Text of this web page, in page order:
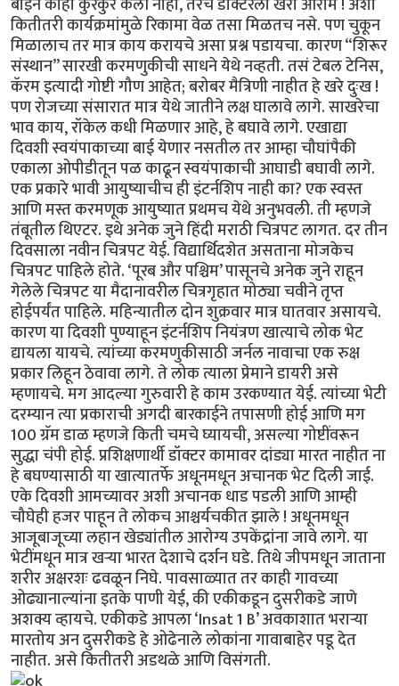
कितीतरी कार्यक्रमांमुळे रिकामा वेळ तसा मिळतच नसे. पण चुकून
मिळालाच तर मात्र काय करायचे असा प्रश्न पडायचा. कारण “शिरूर
संस्थान” सारखी करमणुकीची साधने येथे नव्हती. तसं टेबल टेनिस,
कॅरम इत्यादी गोष्टी गौण आहेत; बरोबर मैत्रिणी नाहीत हे खरे दुःख !
पण रोजच्या संसारात मात्र येथे जातीने लक्ष घालावे लागे. साखरेचा
भाव काय, रॉकेल कधी मिळणार आहे, हे बघावे लागे. एखाद्या
दिवशी स्वयंपाकाच्या बाई येणार नसतील तर आम्हा चौघांपैकी
एकाला ओपीडीतून पळ काढून स्वयंपाकाची आघाडी बघावी लागे.
एक प्रकारे भावी आयुष्याचीच ही इंटर्नशिप नाही का? एक स्वस्त
आणि मस्त करमणूक आयुष्यात प्रथमच येथे अनुभवली. ती म्हणजे
तंबूतील थिएटर. इथे अनेक जुने हिंदी मराठी चित्रपट लागत. दर तीन
दिवसाला नवीन चित्रपट येई. विद्यार्थिदशेत असताना मोजकेच
चित्रपट पाहिले होते. ‘पूरब और पश्चिम’ पासूनचे अनेक जुने राहून
गेलेले चित्रपट या मैदानावरील चित्रगृहात मोठ्या चवीने तृप्त
होईपर्यंत पाहिले. महिन्यातील दोन शुक्रवार मात्र घातवार असायचे.
कारण या दिवशी पुण्याहून इंटर्नशिप नियंत्रण खात्याचे लोक भेट
द्यायला यायचे. त्यांच्या करमणुकीसाठी जर्नल नावाचा एक रुक्ष
प्रकार लिहून ठेवावा लागे. ते लोक त्याला प्रेमाने डायरी असे
म्हणायचे. मग आदल्या गुरुवारी हे काम उरकण्यात येई. त्यांच्या भेटी
दरम्यान त्या प्रकाराची अगदी बारकाईने तपासणी होई आणि मग
100 ग्रॅम डाळ म्हणजे किती चमचे घ्यायची, असल्या गोष्टींवरून
सुद्धा चंपी होई. प्रशिक्षणार्थी डॉक्टर कामावर दांड्या मारत नाहीत ना
हे बघण्यासाठी या खात्यातर्फे अधूनमधून अचानक भेट दिली जाई.
एके दिवशी आमच्यावर अशी अचानक धाड पडली आणि आम्ही
चौघेही हजर पाहून ते लोकच आश्चर्यचकीत झाले ! अधूनमधून
आजूबाजूच्या लहान खेड्यांतील आरोग्य उपकेंद्रांना जावे लागे. या
भेटींमधून मात्र खऱ्या भारत देशाचे दर्शन घडे. तिथे जीपमधून जाताना
शरीर अक्षरशः ढवळून निघे. पावसाळ्यात तर काही गावच्या
ओढ्यानाल्यांना इतके पाणी येई, की एकीकडून दुसरीकडे जाणे
अशक्य व्हायचे. एकीकडे आपला ‘Insat 1 B’ अवकाशात भराऱ्या
मारतोय अन दुसरीकडे हे ओढेनाले लोकांना गावाबाहेर पडू देत
नाहीत. असे कितीतरी अडथळे आणि विसंगती.